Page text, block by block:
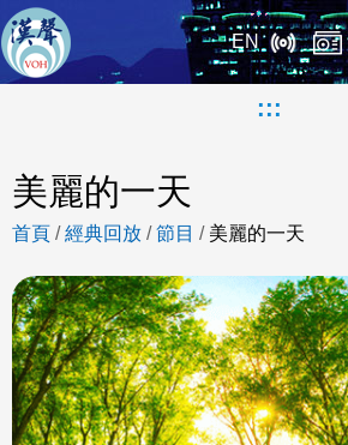
EN
:::
美麗的一天
首頁 /經典回放 /節目 / 美麗的一天